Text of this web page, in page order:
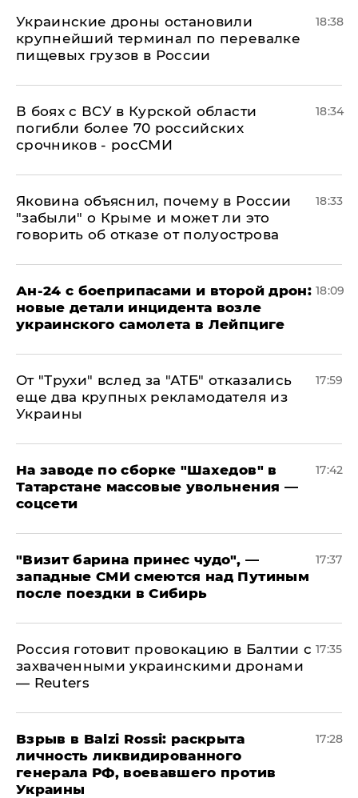
Украинские дроны остановили
крупнейший терминал по перевалке
пищевых грузов в России
18:38
В боях с ВСУ в Курской области
погибли более 70 российских
срочников - росСМИ
18:34
Яковина объяснил, почему в России
"забыли" о Крыме и может ли это
говорить об отказе от полуострова
18:33
Ан-24 с боеприпасами и второй дрон:
новые детали инцидента возле
украинского самолета в Лейпциге
18:09
От "Трухи" вслед за "АТБ" отказались
еще два крупных рекламодателя из
Украины
17:59
На заводе по сборке "Шахедов" в
Татарстане массовые увольнения —
соцсети
17:42
"Визит барина принес чудо", —
западные СМИ смеются над Путиным
после поездки в Сибирь
17:37
​Россия готовит провокацию в Балтии с
захваченными украинскими дронами
— Reuters
17:35
​Взрыв в Balzi Rossi: раскрыта
личность ликвидированного
генерала РФ, воевавшего против
Украины
17:28